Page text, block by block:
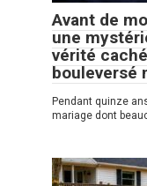
Avant de
une
vérité
bouleversé
Pendant quinze
mariage dont